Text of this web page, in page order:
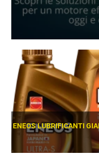
ENEOS LUBRIFICANTI